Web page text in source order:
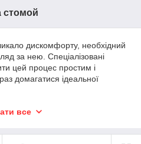
стомой
дискомфорту, необхідний
за нею. Спеціалізовані
цей процес простим і
домагатися ідеальної
все